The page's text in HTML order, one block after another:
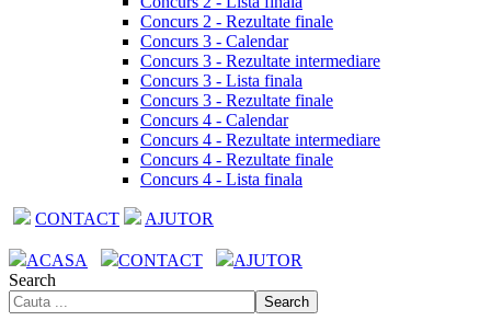
Concurs 2 - Rezultate finale
Concurs 3 - Calendar
Concurs 3 - Rezultate intermediare
Concurs 3 - Lista finala
Concurs 3 - Rezultate finale
Concurs 4 - Calendar
Concurs 4 - Rezultate intermediare
Concurs 4 - Rezultate finale
Concurs 4 - Lista finala
CONTACT AJUTOR
ACASA CONTACT
AJUTOR
Search
Search